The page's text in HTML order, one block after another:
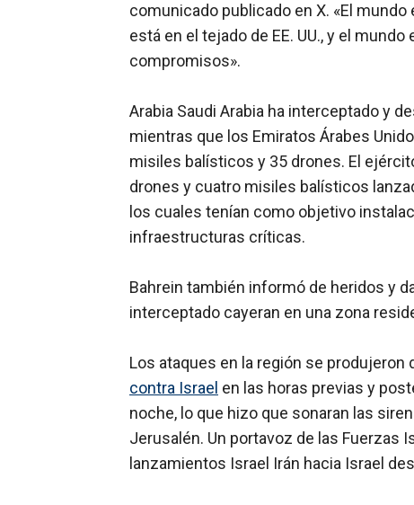
comunicado publicado en X. «El
está en el tejado de EE. UU., y el
compromisos».
Arabia Saudi Arabia ha interceptado y
mientras que los Emiratos Árabes
misiles balísticos y 35 drones. El
drones y cuatro misiles balísticos
los cuales tenían como objetivo
infraestructuras críticas.
Bahrein también informó de heridos y
interceptado cayeran en una zona
Los ataques en la región se produjeron
contra Israel en las horas previas y
noche, lo que hizo que sonaran las
Jerusalén. Un portavoz de las Fuerzas
lanzamientos Israel Irán hacia Israel